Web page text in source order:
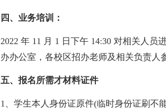
四、业务培训：
2022 年 11 月 1 日下午 14:30 对相关人
办办公室，各校区招办老师及相关负责人
五、报名所需才材料证件
1、学生本人身份证原件(临时身份证刷不